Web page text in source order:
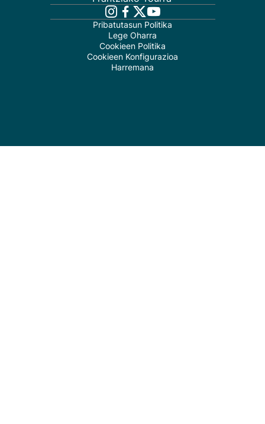
Pribatutasun Politika
Lege Oharra
Cookieen Politika
Cookieen Konfigurazioa
Harremana